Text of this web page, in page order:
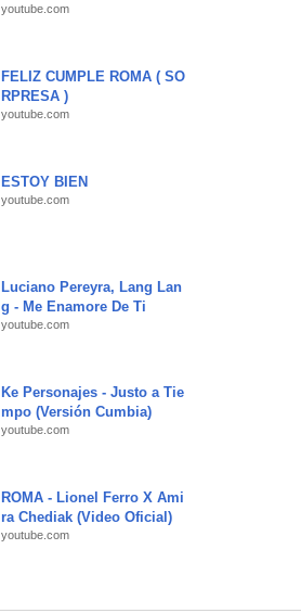
youtube.com
FELIZ CUMPLE ROMA ( SO
RPRESA )
youtube.com
ESTOY BIEN
youtube.com
Luciano Pereyra, Lang Lan
g - Me Enamore De Ti
youtube.com
Ke Personajes - Justo a Tie
mpo (Versión Cumbia)
youtube.com
ROMA - Lionel Ferro X Ami
ra Chediak (Video Oficial)
youtube.com